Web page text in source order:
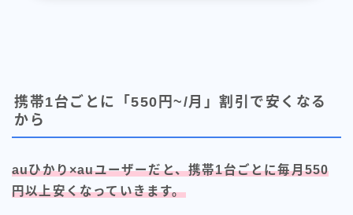
携帯1台ごとに「550円~/月」割引で安くなる
から
auひかり×auユーザーだと、携帯1台ごとに毎月550
円以上安くなっていきます。